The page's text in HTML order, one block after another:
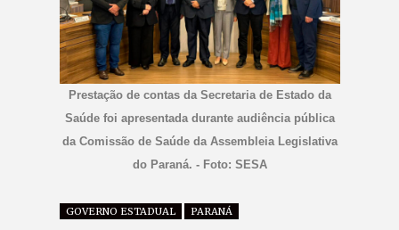
Prestação de contas da Secretaria de Estado da
Saúde foi apresentada durante audiência pública
da Comissão de Saúde da Assembleia Legislativa
do Paraná. - Foto: SESA
GOVERNO ESTADUAL PARANÁ